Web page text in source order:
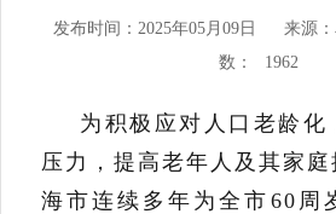
发布时间：2025年05月09日 来源：
数：
1962
为积极应对人口老龄化
压力，提高老年人及其家
海市连续 多年为全市 60 周